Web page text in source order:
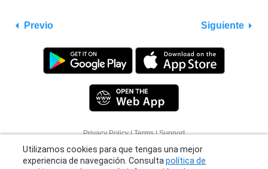
Previo Siguiente
Privacy Policy|Terms|Support
© 2026 Moovit Updates - All Rights Reserved.
Utilizamos cookies para que tengas una mejor
experiencia de navegación. Consultapolítica de
cookiespara obtener más información o haz